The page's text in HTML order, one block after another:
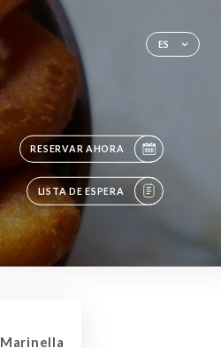
ES
RESERVAR AHORA
LISTA DE ESPERA
Marinella